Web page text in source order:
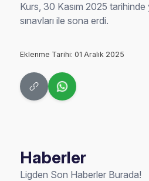
Kurs, 30 Kasım 2025
sınavları ile sona erdi.
Eklenme Tarihi: 01 Aralık 2025
Haberler
Ligden Son Haberler Burada!